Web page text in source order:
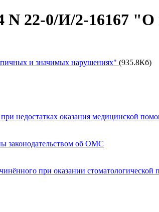
N 22-0/И/2-16167
и значимых нарушениях" (935.8Кб)
недостатках оказания медицинской
законодательством об ОМС
при оказании стоматологической